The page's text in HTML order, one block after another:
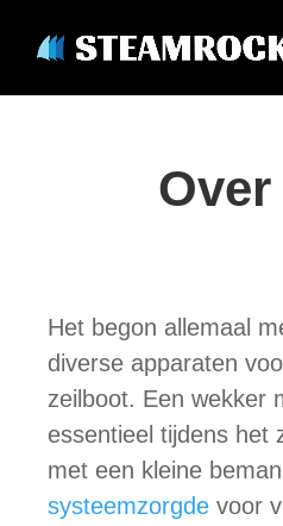
Het begon allemaal
diverse apparaten
zeilboot. Een wekker
essentieel tijdens het
met een kleine
systeemzorgde voor